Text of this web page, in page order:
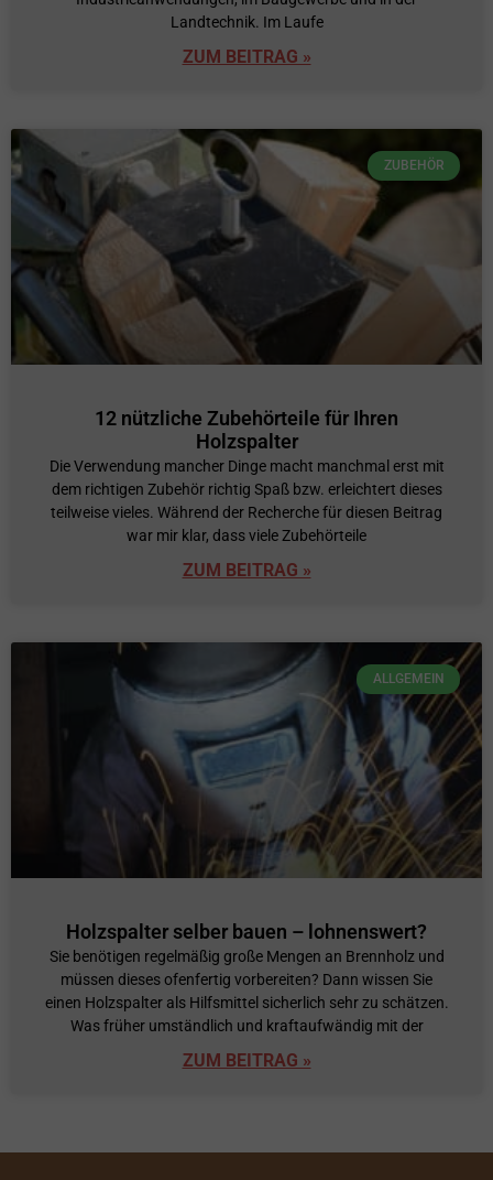
Landtechnik. Im Laufe
ZUM BEITRAG »
ZUBEHÖR
12 nützliche Zubehörteile für Ihren
Holzspalter
Die Verwendung mancher Dinge macht manchmal erst mit
dem richtigen Zubehör richtig Spaß bzw. erleichtert dieses
teilweise vieles. Während der Recherche für diesen Beitrag
war mir klar, dass viele Zubehörteile
ZUM BEITRAG »
ALLGEMEIN
Holzspalter selber bauen – lohnenswert?
Sie benötigen regelmäßig große Mengen an Brennholz und
müssen dieses ofenfertig vorbereiten? Dann wissen Sie
einen Holzspalter als Hilfsmittel sicherlich sehr zu schätzen.
Was früher umständlich und kraftaufwändig mit der
ZUM BEITRAG »